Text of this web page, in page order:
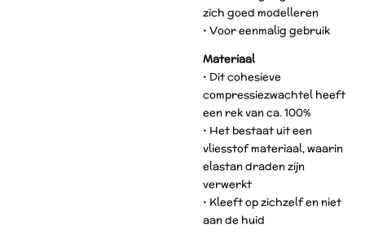
zich goed modelleren
• Voor eenmalig gebruik
Materiaal
• Dit cohesieve
compressiezwachtel heeft
een rek van ca. 100%
• Het bestaat uit een
vliesstof materiaal, waarin
elastan draden zijn
verwerkt
• Kleeft op zichzelf en niet
aan de huid